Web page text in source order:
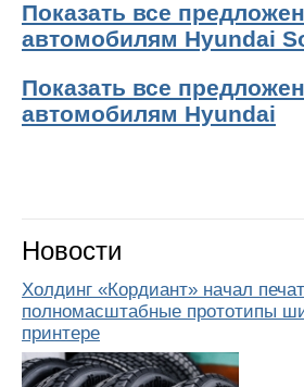
Показать все
автомобилям Hyundai
Показать все
автомобилям Hyundai
Новости
Холдинг «Кордиант» начал
полномасштабные прототипы
принтере